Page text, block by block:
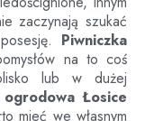
zaczynają szukać
Piwniczka
na to coś
lub w dużej
ogrodowa Łosice
mieć we własnym